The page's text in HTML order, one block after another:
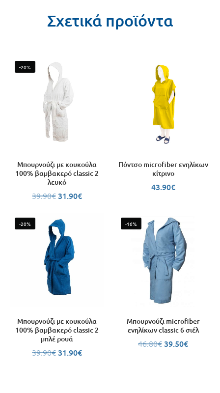
Σχετικά προϊόντα
-20%
Μπουρνούζι με κουκούλα
100% βαμβακερό classic 2
λευκό
39.90€31.90€
Πόντσο microfiber ενηλίκων
κίτρινο
43.90€
-20%
Μπουρνούζι με κουκούλα
100% βαμβακερό classic 2
μπλέ ρουά
39.90€31.90€
-16%
Μπουρνούζι microfiber
ενηλίκων classic 6 σιέλ
46.80€39.50€